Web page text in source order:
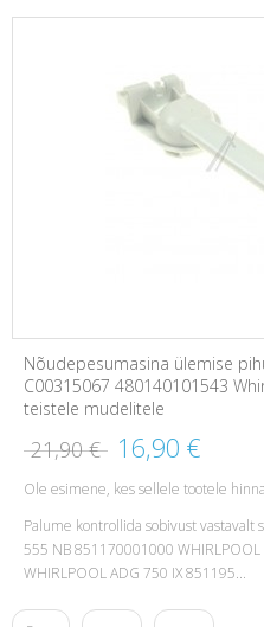
Nõudepesumasina ülemise
C00315067 480140101543
teistele mudelitele
21,90 € 16,90 €
Ole esimene, kes sellele tootele
Palume kontrollida sobivust vastavalt
555 NB 851170001000
WHIRLPOOL ADG 750 IX 851195...